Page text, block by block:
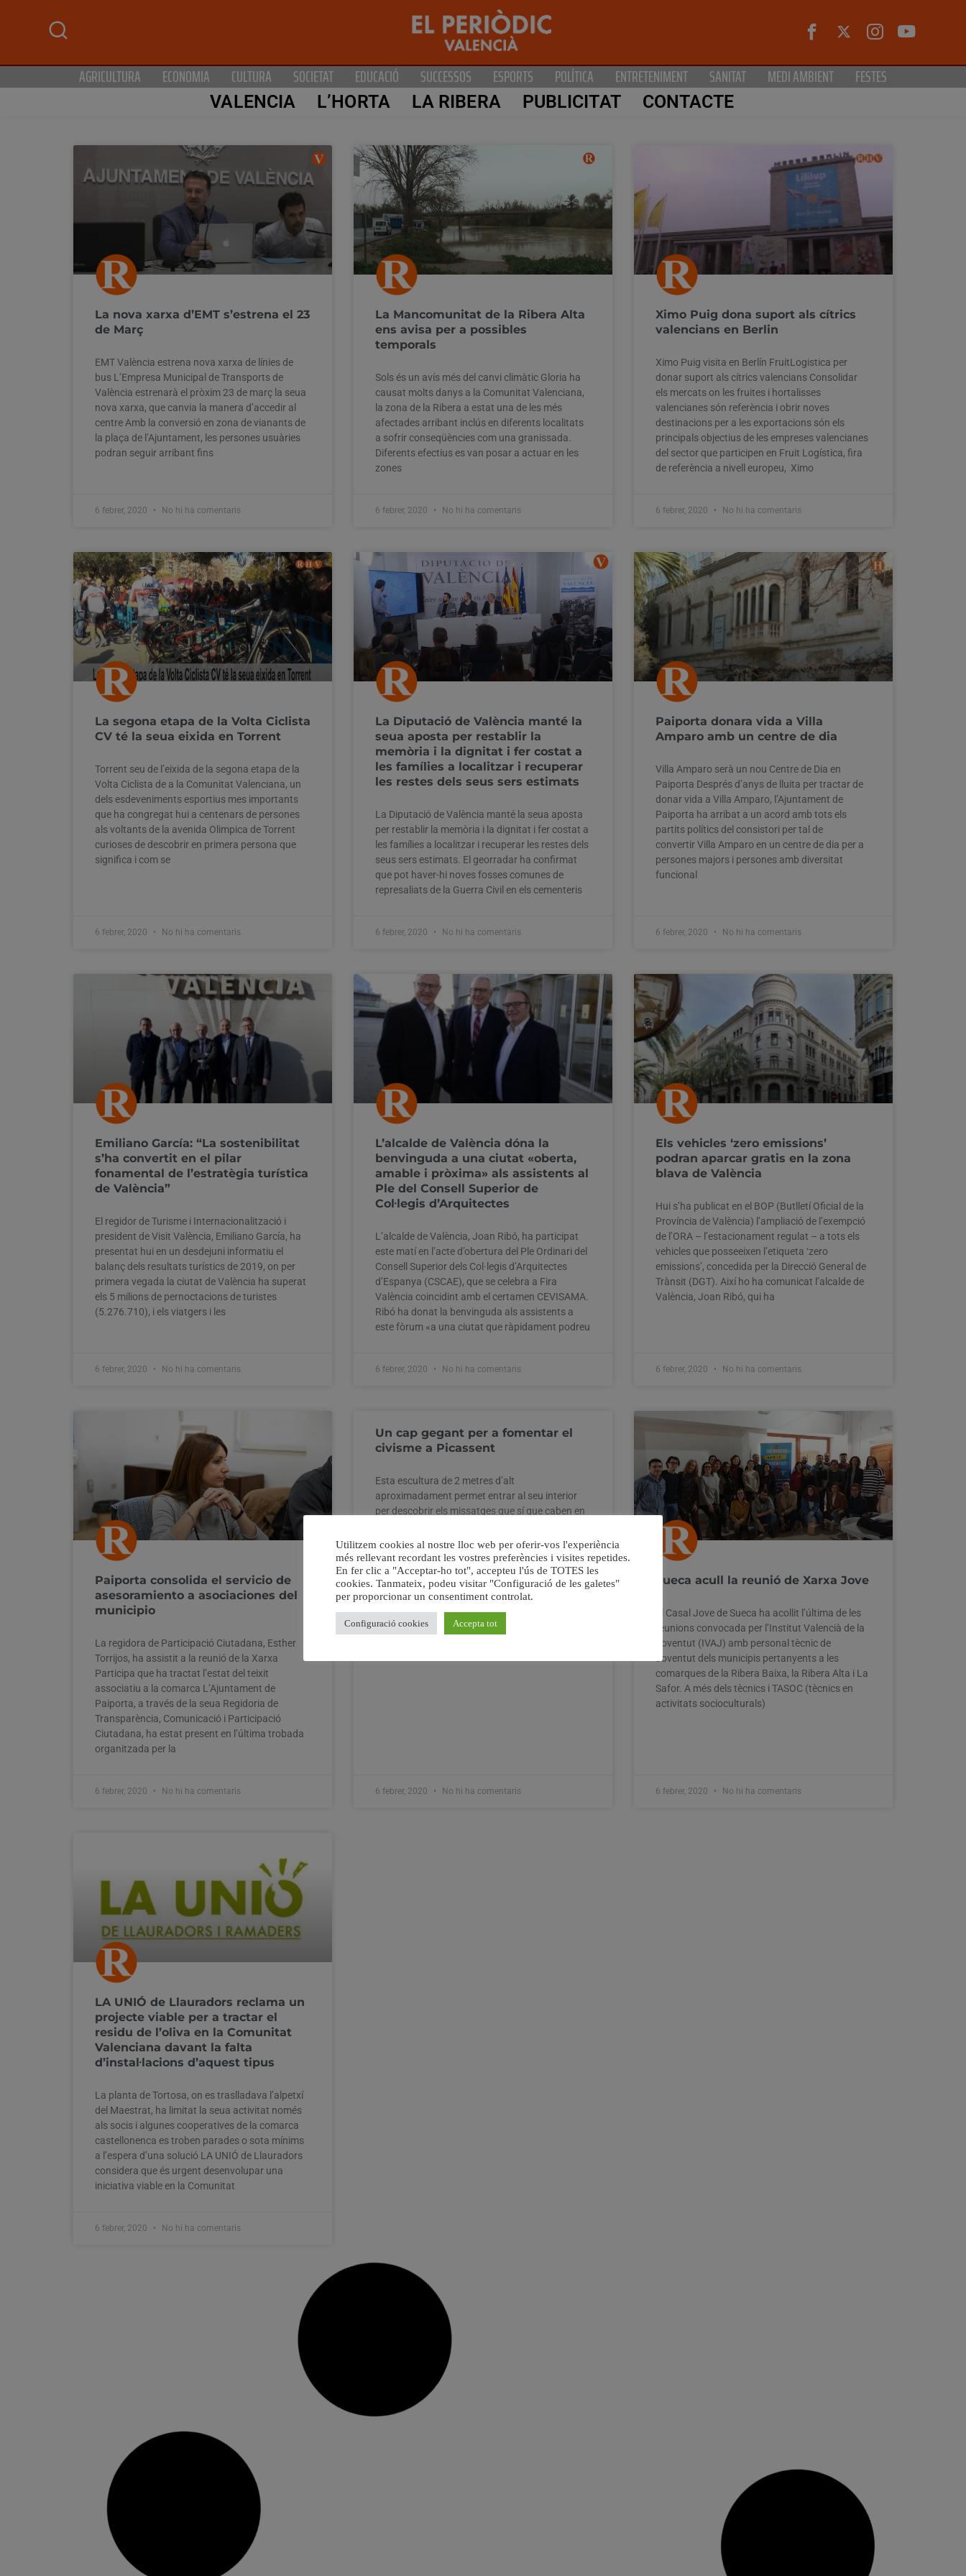
AGRICULTURA ECONOMIA CULTURA SOCIETAT EDUCACIÓ SUCCESSOS ESPORTS POLÍTICA ENTRETENIMENT SANITAT MEDI AMBIENT FESTES
VALENCIA L’HORTA LA RIBERA PUBLICITAT CONTACTE
La nova xarxa d’EMT s’estrena el 23
de Març
EMT València estrena nova xarxa de línies de
bus L’Empresa Municipal de Transports de
València estrenarà el pròxim 23 de març la seua
nova xarxa, que canvia la manera d’accedir al
centre Amb la conversió en zona de vianants de
la plaça de l’Ajuntament, les persones usuàries
podran seguir arribant fins
6 febrer, 2020 No hi ha comentaris
La Mancomunitat de la Ribera Alta
ens avisa per a possibles
temporals
Sols és un avís més del canvi climàtic Gloria ha
causat molts danys a la Comunitat Valenciana,
la zona de la Ribera a estat una de les més
afectades arribant inclús en diferents localitats
a sofrir conseqüències com una granissada.
Diferents efectius es van posar a actuar en les
zones
6 febrer, 2020 No hi ha comentaris
Ximo Puig dona suport als cítrics
valencians en Berlin
Ximo Puig visita en Berlín FruitLogistica per
donar suport als cítrics valencians Consolidar
els mercats on les fruites i hortalisses
valencianes són referència i obrir noves
destinacions per a les exportacions són els
principals objectius de les empreses valencianes
del sector que participen en Fruit Logística, fira
de referència a nivell europeu, Ximo
6 febrer, 2020 No hi ha comentaris
La segona etapa de la Volta Ciclista
CV té la seua eixida en Torrent
Torrent seu de l’eixida de la segona etapa de la
Volta Ciclista de a la Comunitat Valenciana, un
dels esdeveniments esportius mes importants
que ha congregat hui a centenars de persones
als voltants de la avenida Olimpica de Torrent
curioses de descobrir en primera persona que
significa i com se
6 febrer, 2020 No hi ha comentaris
La Diputació de València manté la
seua aposta per restablir la
memòria i la dignitat i fer costat a
les famílies a localitzar i recuperar
les restes dels seus sers estimats
La Diputació de València manté la seua aposta
per restablir la memòria i la dignitat i fer costat a
les famílies a localitzar i recuperar les restes dels
seus sers estimats. El georradar ha confirmat
que pot haver-hi noves fosses comunes de
represaliats de la Guerra Civil en els cementeris
6 febrer, 2020 No hi ha comentaris
Paiporta donara vida a Villa
Amparo amb un centre de dia
Villa Amparo serà un nou Centre de Dia en
Paiporta Després d’anys de lluita per tractar de
donar vida a Villa Amparo, l’Ajuntament de
Paiporta ha arribat a un acord amb tots els
partits polítics del consistori per tal de
convertir Villa Amparo en un centre de dia per a
persones majors i persones amb diversitat
funcional
6 febrer, 2020 No hi ha comentaris
Emiliano García: “La sostenibilitat
s’ha convertit en el pilar
fonamental de l’estratègia turística
de València”
El regidor de Turisme i Internacionalització i
president de Visit València, Emiliano García, ha
presentat hui en un desdejuni informatiu el
balanç dels resultats turístics de 2019, on per
primera vegada la ciutat de València ha superat
els 5 milions de pernoctacions de turistes
(5.276.710), i els viatgers i les
6 febrer, 2020 No hi ha comentaris
L’alcalde de València dóna la
benvinguda a una ciutat «oberta,
amable i pròxima» als assistents al
Ple del Consell Superior de
Col·legis d’Arquitectes
L’alcalde de València, Joan Ribó, ha participat
este matí en l’acte d’obertura del Ple Ordinari del
Consell Superior dels Col·legis d’Arquitectes
d’Espanya (CSCAE), que se celebra a Fira
València coincidint amb el certamen CEVISAMA.
Ribó ha donat la benvinguda als assistents a
este fòrum «a una ciutat que ràpidament podreu
6 febrer, 2020 No hi ha comentaris
Els vehicles ‘zero emissions’
podran aparcar gratis en la zona
blava de València
Hui s’ha publicat en el BOP (Butlletí Oficial de la
Província de València) l’ampliació de l’exempció
de l’ORA – l’estacionament regulat – a tots els
vehicles que posseeixen l’etiqueta ‘zero
emissions’, concedida per la Direcció General de
Trànsit (DGT). Així ho ha comunicat l’alcalde de
València, Joan Ribó, qui ha
6 febrer, 2020 No hi ha comentaris
Paiporta consolida el servicio de
asesoramiento a asociaciones del
municipio
La regidora de Participació Ciutadana, Esther
Torrijos, ha assistit a la reunió de la Xarxa
Participa que ha tractat l’estat del teixit
associatiu a la comarca L’Ajuntament de
Paiporta, a través de la seua Regidoria de
Transparència, Comunicació i Participació
Ciutadana, ha estat present en l’última trobada
organitzada per la
6 febrer, 2020 No hi ha comentaris
Un cap gegant per a fomentar el
civisme a Picassent
Esta escultura de 2 metres d’alt
aproximadament permet entrar al seu interior
per descobrir els missatges que sí que caben en
amb un nou element al seu espai urbà. Una
escultura amb forma de cap que representa la
consciència de la ciutadania
6 febrer, 2020 No hi ha comentaris
Sueca acull la reunió de Xarxa Jove
El Casal Jove de Sueca ha acollit l’última de les
reunions convocada per l’Institut Valencià de la
Joventut (IVAJ) amb personal tècnic de
Joventut dels municipis pertanyents a les
comarques de la Ribera Baixa, la Ribera Alta i La
Safor. A més dels tècnics i TASOC (tècnics en
activitats socioculturals)
6 febrer, 2020 No hi ha comentaris
LA UNIÓ de Llauradors reclama un
projecte viable per a tractar el
residu de l’oliva en la Comunitat
Valenciana davant la falta
d’instal·lacions d’aquest tipus
La planta de Tortosa, on es traslladava l’alpetxí
del Maestrat, ha limitat la seua activitat només
als socis i algunes cooperatives de la comarca
castellonenca es troben parades o sota mínims
a l’espera d’una solució LA UNIÓ de Llauradors
considera que és urgent desenvolupar una
iniciativa viable en la Comunitat
6 febrer, 2020 No hi ha comentaris
Utilitzem cookies al nostre lloc web per oferir-vos l'experiència
més rellevant recordant les vostres preferències i visites repetides.
En fer clic a "Acceptar-ho tot", accepteu l'ús de TOTES les
cookies. Tanmateix, podeu visitar "Configuració de les galetes"
per proporcionar un consentiment controlat.
Configuració cookies Accepta tot